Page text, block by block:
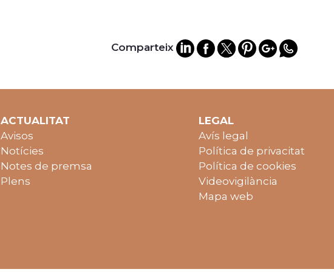
Comparteix
ACTUALITAT
Avisos
Notícies
Notes de premsa
Plens
LEGAL
Avís legal
Política de privacitat
Política de cookies
Videovigilància
Mapa web